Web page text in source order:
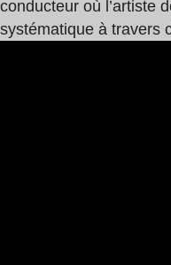
conducteur où l’artiste
systématique à travers